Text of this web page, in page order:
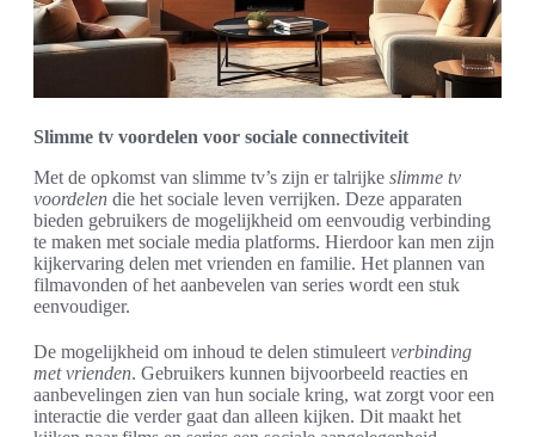
Slimme tv voordelen voor sociale connectiviteit
Met de opkomst van slimme tv’s zijn er talrijke slimme tv
voordelen die het sociale leven verrijken. Deze apparaten
bieden gebruikers de mogelijkheid om eenvoudig verbinding
te maken met sociale media platforms. Hierdoor kan men zijn
kijkervaring delen met vrienden en familie. Het plannen van
filmavonden of het aanbevelen van series wordt een stuk
eenvoudiger.
De mogelijkheid om inhoud te delen stimuleert verbinding
met vrienden. Gebruikers kunnen bijvoorbeeld reacties en
aanbevelingen zien van hun sociale kring, wat zorgt voor een
interactie die verder gaat dan alleen kijken. Dit maakt het